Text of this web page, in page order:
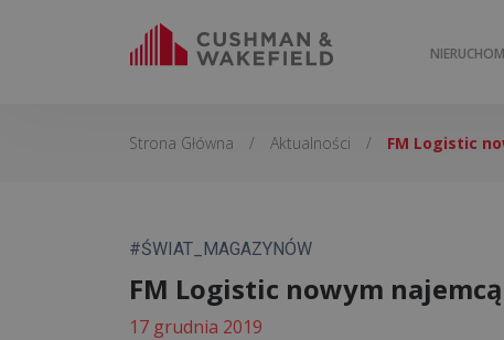
Strona Główna / Aktualności / FM Logistic
#ŚWIAT_MAGAZYNÓW
FM Logistic nowym
17 grudnia 2019